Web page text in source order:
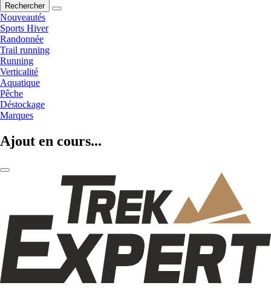
Rechercher
Nouveautés
Sports Hiver
Randonnée
Trail running
Running
Verticalité
Aquatique
Pêche
Déstockage
Marques
Ajout en cours...